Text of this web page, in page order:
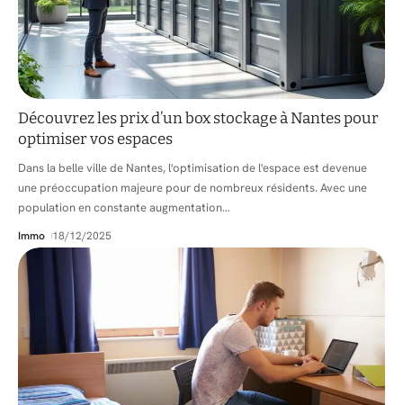
Découvrez les prix d’un box stockage à Nantes pour
optimiser vos espaces
Dans la belle ville de Nantes, l'optimisation de l'espace est devenue
une préoccupation majeure pour de nombreux résidents. Avec une
population en constante augmentation…
Immo 18/12/2025